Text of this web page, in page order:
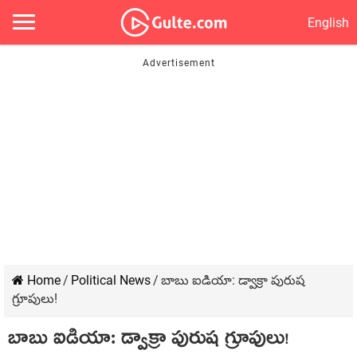
English
Home/ Political News/ బాబు ఐడియా: డ్వాక్రా పురుష
గ్రూపులు!
బాబు ఐడియా: డ్వాక్రా పురుష గ్రూపులు!